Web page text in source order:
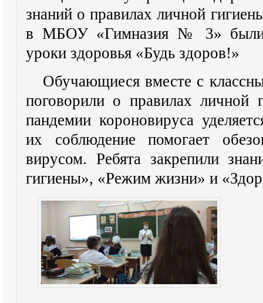
знаний о правилах личной
в МБОУ «Гимназия № 3» были
уроки здоровья «Будь здоров!»
Обучающиеся вместе с
поговорили о правилах личной
пандемии короновируса
их соблюдение помогает
вирусом. Ребята закрепили
гигиены», «Режим жизни» и